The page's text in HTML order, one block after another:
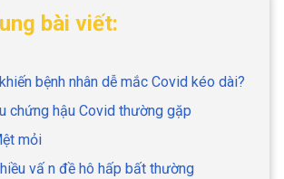
bài viết:
bệnh nhân dễ mắc Covid kéo dài?
chứng hậu Covid thường gặp
mỏi
vấ n đề hô hấp bất thường